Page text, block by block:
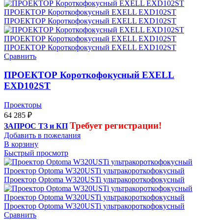
Сравнить
ПРОЕКТОР Короткофокусный EXELL
EXD102ST
Проекторы
64 285 ₽
ЗАПРОС ТЗ и КП Требует регистрации!
Добавить в пожелания
В корзину
Быстрый просмотр
Сравнить